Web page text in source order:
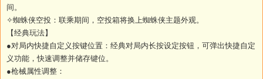
间。
✧蜘蛛侠空投：联乘期间，空投箱将换上蜘蛛侠主题外观。
【经典玩法】
●对局内快捷自定义按键位置：经典对局内长按设定按钮，可弹出快捷自定
义功能，快速调整并储存键位。
●枪械属性调整：